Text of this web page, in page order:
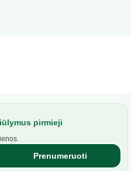
pirmieji
Prenumeruoti